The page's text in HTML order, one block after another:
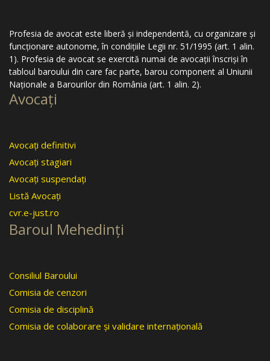
Profesia de avocat este liberă şi independentă, cu organizare şi
funcţionare autonome, în condiţiile Legii nr. 51/1995 (art. 1 alin.
1). Profesia de avocat se exercită numai de avocaţii înscrişi în
tabloul baroului din care fac parte, barou component al Uniunii
Naţionale a Barourilor din România (art. 1 alin. 2).
Avocaţi
Avocaţi definitivi
Avocaţi stagiari
Avocaţi suspendaţi
Listă Avocaţi
cvr.e-just.ro
Baroul Mehedinţi
Consiliul Baroului
Comisia de cenzori
Comisia de disciplină
Comisia de colaborare şi validare internaţională